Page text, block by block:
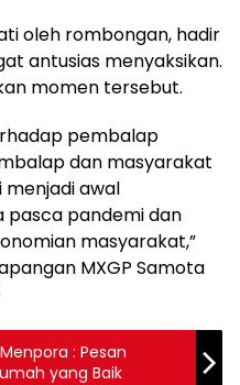
oleh rombongan, hadir
antusias menyaksikan.
momen tersebut.
pembalap
dan masyarakat
menjadi awal
pasca pandemi dan
masyarakat,”
MXGP Samota
: Pesan
yang Baik